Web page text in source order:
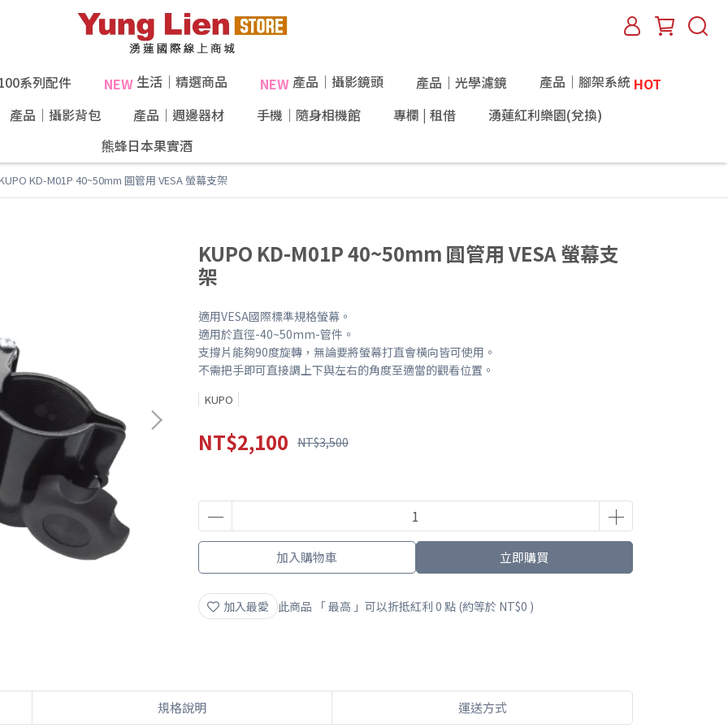
系列配件 NEW生活｜精選商品 NEW產品｜攝影鏡頭 產品｜光學濾鏡 產品｜腳架系統HOT
產品｜攝影背包
產品｜週邊器材 手機｜隨身相機館 專欄 | 租借
湧蓮紅利樂園(兌換)
熊蜂日本果實酒
KD-M01P 40~50mm 圓管用 VESA 螢幕支架
KUPO KD-M01P 40~50mm 圓管用 VESA 螢幕支
架
適用VESA國際標準規格螢幕。
適用於直徑-40~50mm-管件。
支撐片能夠90度旋轉，無論要將螢幕打直會橫向皆可使用。
不需把手即可直接調上下與左右的角度至適當的觀看位置。
KUPO
NT$2,100 NT$3,500
加入購物車 立即購買
加入最愛 此商品 「 最高 」可以折抵紅利 0 點 (約等於 NT$0 )
規格說明 運送方式